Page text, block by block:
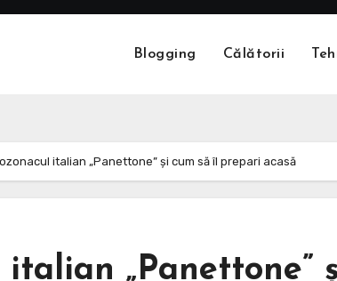
Blogging Călătorii
italian „Panettone” și cum să îl prepari acasă
italian „Panettone”